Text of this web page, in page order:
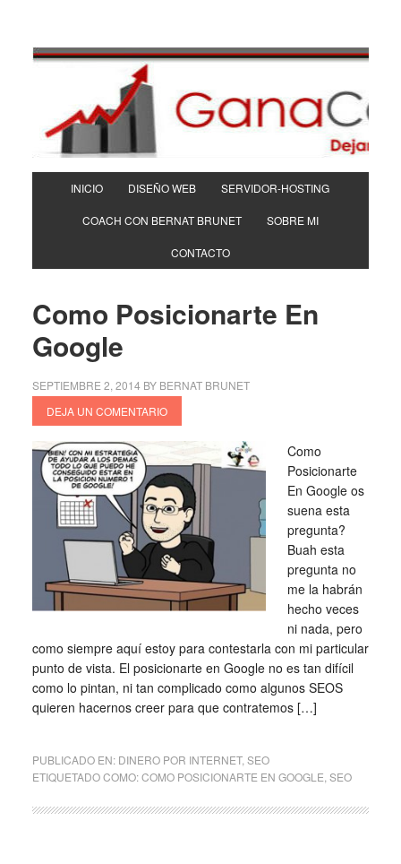
INICIO DISEÑO WEB SERVIDOR-HOSTING
COACH CON BERNAT BRUNET SOBRE MI
CONTACTO
Como Posicionarte En
Google
SEPTIEMBRE 2, 2014 BY BERNAT BRUNET
DEJA UN COMENTARIO
Como
Posicionarte
En Google os
suena esta
pregunta?
Buah esta
pregunta no
me la habrán
hecho veces
ni nada, pero
como siempre aquí estoy para contestarla con mi particular
punto de vista. El posicionarte en Google no es tan difícil
como lo pintan, ni tan complicado como algunos SEOS
quieren hacernos creer para que contratemos […]
PUBLICADO EN: DINERO POR INTERNET, SEO
ETIQUETADO COMO:COMO POSICIONARTE EN GOOGLE SEO